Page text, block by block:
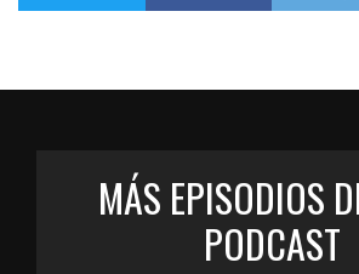
MÁS EPISODIOS
PODCAST